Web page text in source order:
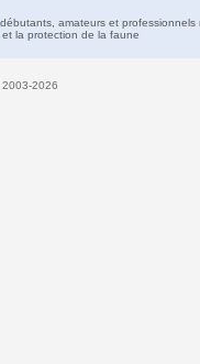
amateurs et professionnels
la protection de la faune
2003-2026